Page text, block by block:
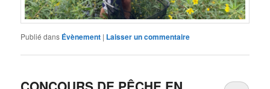
Publié dans Évènement | Laisser un commentaire